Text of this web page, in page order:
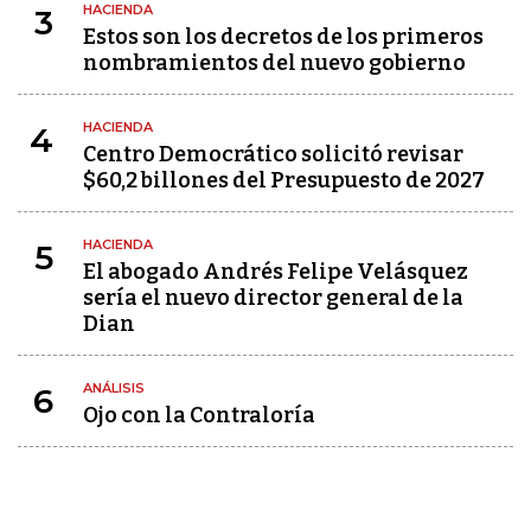
3 HACIENDA
Estos son los decretos de los primeros
nombramientos del nuevo gobierno
4 HACIENDA
Centro Democrático solicitó revisar
$60,2 billones del Presupuesto de 2027
5 HACIENDA
El abogado Andrés Felipe Velásquez
sería el nuevo director general de la
Dian
6 ANÁLISIS
Ojo con la Contraloría